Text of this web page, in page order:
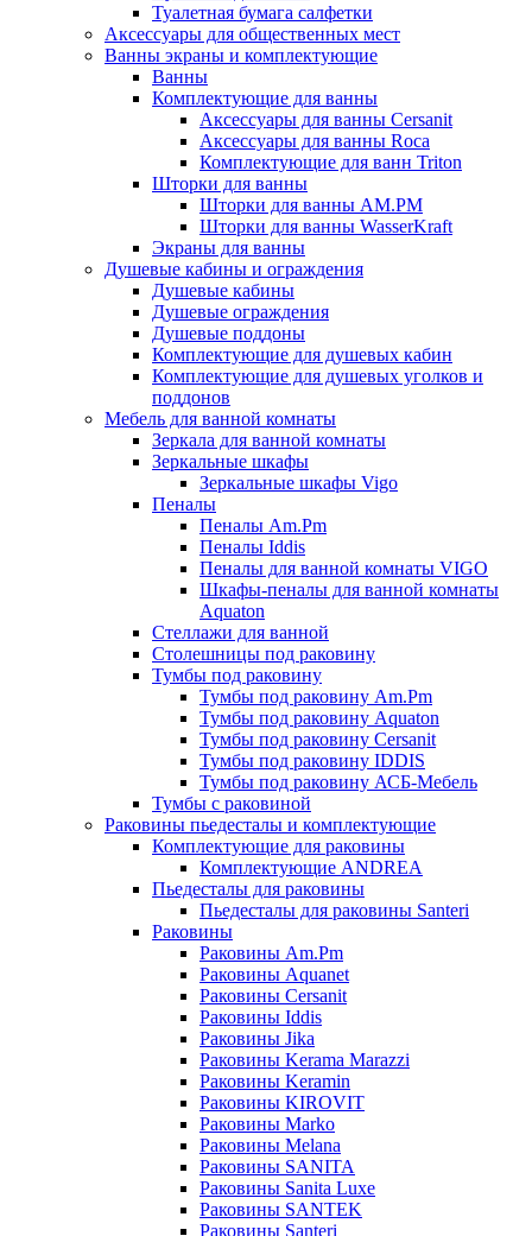
Туалетная бумага салфетки
Аксессуары для общественных мест
Ванны экраны и комплектующие
Ванны
Комплектующие для ванны
Аксессуары для ванны Cersanit
Аксессуары для ванны Roca
Комплектующие для ванн Triton
Шторки для ванны
Шторки для ванны AM.PM
Шторки для ванны WasserKraft
Экраны для ванны
Душевые кабины и ограждения
Душевые кабины
Душевые ограждения
Душевые поддоны
Комплектующие для душевых кабин
Комплектующие для душевых уголков и
поддонов
Мебель для ванной комнаты
Зеркала для ванной комнаты
Зеркальные шкафы
Зеркальные шкафы Vigo
Пеналы
Пеналы Am.Pm
Пеналы Iddis
Пеналы для ванной комнаты VIGO
Шкафы-пеналы для ванной комнаты
Aquaton
Стеллажи для ванной
Столешницы под раковину
Тумбы под раковину
Тумбы под раковину Am.Pm
Тумбы под раковину Aquaton
Тумбы под раковину Cersanit
Тумбы под раковину IDDIS
Тумбы под раковину АСБ-Мебель
Тумбы с раковиной
Раковины пьедесталы и комплектующие
Комплектующие для раковины
Комплектующие ANDREA
Пьедесталы для раковины
Пьедесталы для раковины Santeri
Раковины
Раковины Am.Pm
Раковины Aquanet
Раковины Cersanit
Раковины Iddis
Раковины Jika
Раковины Kerama Marazzi
Раковины Keramin
Раковины KIROVIT
Раковины Marko
Раковины Melana
Раковины SANITA
Раковины Sanita Luxe
Раковины SANTEK
Раковины Santeri